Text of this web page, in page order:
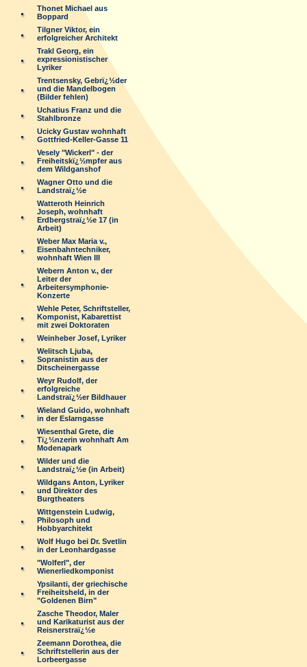
Thonet Michael aus
Boppard
Tilgner Viktor, ein
erfolgreicher Architekt
Trakl Georg, ein
expressionistischer
Lyriker
Trentsensky, Gebrï¿½der
und die Mandelbogen
(Bilder fehlen)
Uchatius Franz und die
Stahlbronze
Ucicky Gustav wohnhaft
Gottfried-Keller-Gasse 11
Vesely "Wickerl" - der
Freiheitskï¿½mpfer aus
dem Wildganshof
Wagner Otto und die
Landstraï¿½e
Watteroth Heinrich
Joseph, wohnhaft
Erdbergstraï¿½e 17 (in
Arbeit)
Weber Max Maria v.,
Eisenbahntechniker,
wohnhaft Wien III
Webern Anton v., der
Leiter der
Arbeitersymphonie-
Konzerte
Wehle Peter, Schriftsteller,
Komponist, Kabarettist
mit zwei Doktoraten
Weinheber Josef, Lyriker
Welitsch Ljuba,
Sopranistin aus der
Ditscheinergasse
Weyr Rudolf, der
erfolgreiche
Landstraï¿½er Bildhauer
Wieland Guido, wohnhaft
in der Eslarngasse
Wiesenthal Grete, die
Tï¿½nzerin wohnhaft Am
Modenapark
Wilder und die
Landstraï¿½e (in Arbeit)
Wildgans Anton, Lyriker
und Direktor des
Burgtheaters
Wittgenstein Ludwig,
Philosoph und
Hobbyarchitekt
Wolf Hugo bei Dr. Svetlin
in der Leonhardgasse
"Wolferl", der
Wienerliedkomponist
Ypsilanti, der griechische
Freiheitsheld, in der
"Goldenen Birn"
Zasche Theodor, Maler
und Karikaturist aus der
Reisnerstraï¿½e
Zeemann Dorothea, die
Schriftstellerin aus der
Lorbeergasse